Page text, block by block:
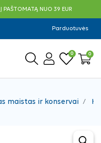
PAŠTOMATĄ NUO 39 EUR
Parduotuvės
0 0
maistas ir konservai